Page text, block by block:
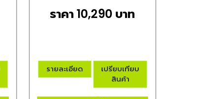
ราคา 10,290 บาท
รายละเอียด
เปรียบเทียบ
สินค้า